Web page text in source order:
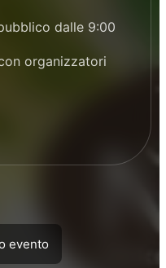
dalle 9:00
organizzatori
evento